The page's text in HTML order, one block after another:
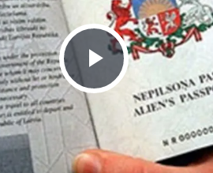
Play Video